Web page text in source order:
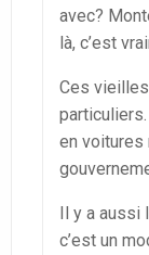
avec?
là, c’est
Ces
en voitures
Il y a aussi
c’est un